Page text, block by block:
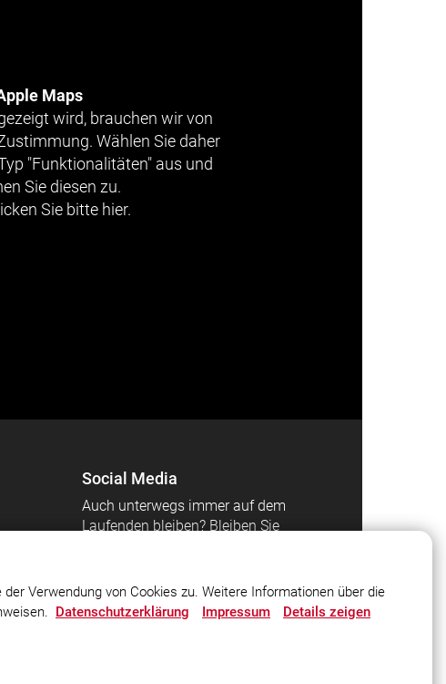
Maps
wird, brauchen wir von
Wählen Sie daher
"Funktionalitäten" aus und
Sie diesen zu.
Sie bitte hier.
Social Media
Auch unterwegs immer auf dem
Laufenden bleiben? Bleiben Sie
Verwendung von Cookies zu. Weitere Informationen über die
Datenschutzerklärung Impressum Details zeigen